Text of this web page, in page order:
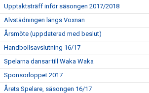
Upptaktsträff inför säsongen 2017/2018
Älvstädningen längs Voxnan
Årsmöte (uppdaterad med beslut)
Handbollsavslutning 16/17
Spelarna dansar till Waka Waka
Sponsorloppet 2017
Årets Spelare, säsongen 16/17